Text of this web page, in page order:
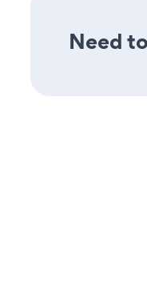
Need